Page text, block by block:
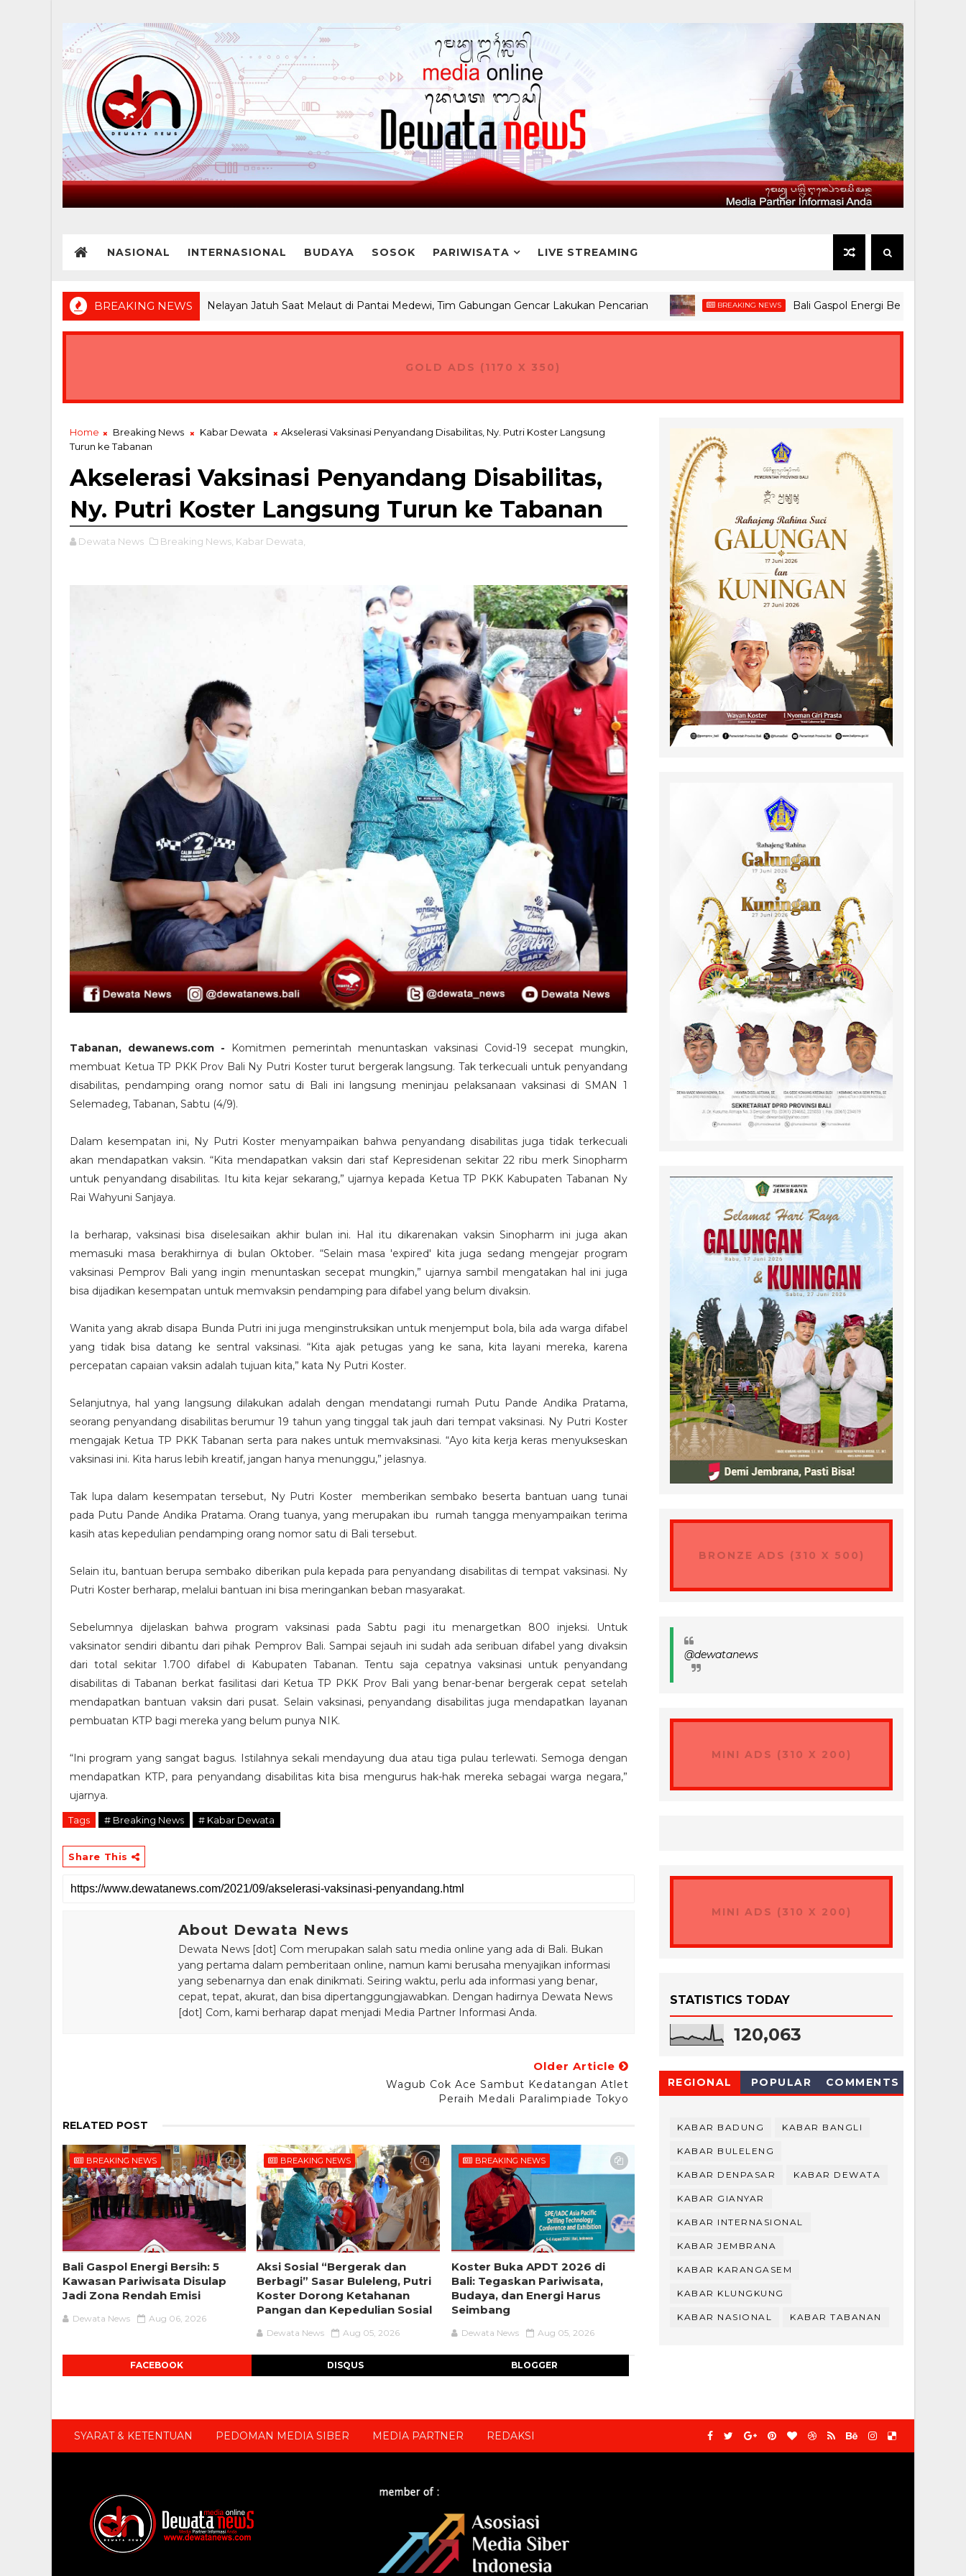
NASIONAL INTERNASIONAL BUDAYA SOSOK PARIWISATA LIVE STREAMING
BREAKING NEWS
BREAKING NEWS Nelayan Jatuh Saat Melaut di Pantai Medewi, Tim Gabungan Gencar Lakukan Pencarian BREAKING NEWS Bali Gaspol Energi Bersih: 5 Kawasan
GOLD ADS (1170 X 350)
Home Breaking News Kabar Dewata
Akselerasi Vaksinasi Penyandang Disabilitas, Ny. Putri Koster Langsung
Turun ke Tabanan
Akselerasi Vaksinasi Penyandang Disabilitas,
Ny. Putri Koster Langsung Turun ke Tabanan
Dewata News Breaking News, Kabar Dewata,
Tabanan, dewanews.com -
Komitmen pemerintah menuntaskan vaksinasi Covid-19 secepat mungkin,
membuat Ketua TP PKK Prov Bali Ny Putri Koster turut bergerak langsung. Tak terkecuali untuk penyandang
disabilitas, pendamping orang nomor satu di Bali ini langsung meninjau pelaksanaan vaksinasi di SMAN 1
Selemadeg, Tabanan, Sabtu (4/9).
Dalam kesempatan ini, Ny Putri Koster menyampaikan bahwa penyandang disabilitas juga tidak terkecuali
akan mendapatkan vaksin. “Kita mendapatkan vaksin dari staf Kepresidenan sekitar 22 ribu merk Sinopharm
untuk penyandang disabilitas. Itu kita kejar sekarang,” ujarnya kepada Ketua TP PKK Kabupaten Tabanan Ny
Rai Wahyuni Sanjaya.
Ia berharap, vaksinasi bisa diselesaikan akhir bulan ini. Hal itu dikarenakan vaksin Sinopharm ini juga akan
memasuki masa berakhirnya di bulan Oktober. “Selain masa 'expired' kita juga sedang mengejar program
vaksinasi Pemprov Bali yang ingin menuntaskan secepat mungkin,” ujarnya sambil mengatakan hal ini juga
bisa dijadikan kesempatan untuk memvaksin pendamping para difabel yang belum divaksin.
Wanita yang akrab disapa Bunda Putri ini juga menginstruksikan untuk menjemput bola, bila ada warga difabel
yang tidak bisa datang ke sentral vaksinasi. “Kita ajak petugas yang ke sana, kita layani mereka, karena
percepatan capaian vaksin adalah tujuan kita,” kata Ny Putri Koster.
Selanjutnya, hal yang langsung dilakukan adalah dengan mendatangi rumah Putu Pande Andika Pratama,
seorang penyandang disabilitas berumur 19 tahun yang tinggal tak jauh dari tempat vaksinasi. Ny Putri Koster
mengajak Ketua TP PKK Tabanan serta para nakes untuk memvaksinasi. “Ayo kita kerja keras menyukseskan
vaksinasi ini. Kita harus lebih kreatif, jangan hanya menunggu,” jelasnya.
Tak lupa dalam kesempatan tersebut, Ny Putri Koster memberikan sembako beserta bantuan uang tunai
pada Putu Pande Andika Pratama. Orang tuanya, yang merupakan ibu rumah tangga menyampaikan terima
kasih atas kepedulian pendamping orang nomor satu di Bali tersebut.
Selain itu, bantuan berupa sembako diberikan pula kepada para penyandang disabilitas di tempat vaksinasi. Ny
Putri Koster berharap, melalui bantuan ini bisa meringankan beban masyarakat.
Sebelumnya dijelaskan bahwa program vaksinasi pada Sabtu pagi itu menargetkan 800 injeksi. Untuk
vaksinator sendiri dibantu dari pihak Pemprov Bali. Sampai sejauh ini sudah ada seribuan difabel yang divaksin
dari total sekitar 1.700 difabel di Kabupaten Tabanan. Tentu saja cepatnya vaksinasi untuk penyandang
disabilitas di Tabanan berkat fasilitasi dari Ketua TP PKK Prov Bali yang benar-benar bergerak cepat setelah
mendapatkan bantuan vaksin dari pusat. Selain vaksinasi, penyandang disabilitas juga mendapatkan layanan
pembuatan KTP bagi mereka yang belum punya NIK.
“Ini program yang sangat bagus. Istilahnya sekali mendayung dua atau tiga pulau terlewati. Semoga dengan
mendapatkan KTP, para penyandang disabilitas kita bisa mengurus hak-hak mereka sebagai warga negara,”
ujarnya.
Tags # Breaking News # Kabar Dewata
Share This
About Dewata News
Dewata News [dot] Com merupakan salah satu media online yang ada di Bali. Bukan
yang pertama dalam pemberitaan online, namun kami berusaha menyajikan informasi
yang sebenarnya dan enak dinikmati. Seiring waktu, perlu ada informasi yang benar,
cepat, tepat, akurat, dan bisa dipertanggungjawabkan. Dengan hadirnya Dewata News
[dot] Com, kami berharap dapat menjadi Media Partner Informasi Anda.
Older Article
Wagub Cok Ace Sambut Kedatangan Atlet
Peraih Medali Paralimpiade Tokyo
RELATED POST
BREAKING NEWS
Bali Gaspol Energi Bersih: 5
Kawasan Pariwisata Disulap
Jadi Zona Rendah Emisi
Dewata News Aug 06, 2026
BREAKING NEWS
Aksi Sosial “Bergerak dan
Berbagi” Sasar Buleleng, Putri
Koster Dorong Ketahanan
Pangan dan Kepedulian Sosial
Dewata News Aug 05, 2026
BREAKING NEWS
Koster Buka APDT 2026 di
Bali: Tegaskan Pariwisata,
Budaya, dan Energi Harus
Seimbang
Dewata News Aug 05, 2026
FACEBOOK DISQUS BLOGGER
BRONZE ADS (310 X 500)
@dewatanews
MINI ADS (310 X 200)
MINI ADS (310 X 200)
STATISTICS TODAY
120,063
REGIONAL POPULAR COMMENTS
KABAR BADUNG KABAR BANGLI
KABAR BULELENG
KABAR DENPASAR KABAR DEWATA
KABAR GIANYAR
KABAR INTERNASIONAL
KABAR JEMBRANA
KABAR KARANGASEM
KABAR KLUNGKUNG
KABAR NASIONAL KABAR TABANAN
SYARAT & KETENTUAN PEDOMAN MEDIA SIBER MEDIA PARTNER REDAKSI